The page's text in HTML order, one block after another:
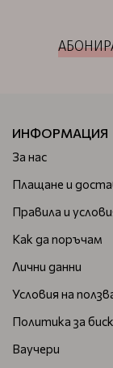
ИНФОРМАЦИЯ
За нас
Плащане и
Правила и
Как да поръчам
Лични данни
Условия на
Политика за
Ваучери